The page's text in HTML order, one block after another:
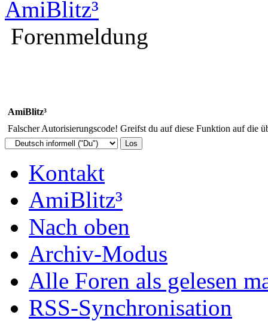
AmiBlitz³
Forenmeldung
AmiBlitz³
Falscher Autorisierungscode! Greifst du auf diese Funktion auf die
Kontakt
AmiBlitz³
Nach oben
Archiv-Modus
Alle Foren als gelesen
RSS-Synchronisation